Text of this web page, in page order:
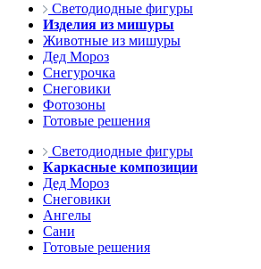
Светодиодные фигуры
Изделия из мишуры
Животные из мишуры
Дед Мороз
Снегурочка
Снеговики
Фотозоны
Готовые решения
Светодиодные фигуры
Каркасные композиции
Дед Мороз
Снеговики
Ангелы
Сани
Готовые решения